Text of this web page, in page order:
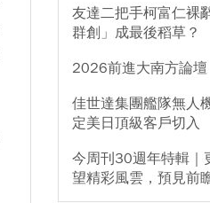
友達二把手柯富仁裸
群創」成最後稻草？
2026前進大南方論壇
佳世達集團艦隊無人
定美日頂級客戶切入
今周刊30週年特輯｜
望精彩風雲，預見前